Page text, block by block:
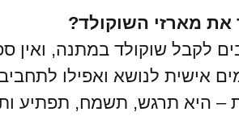
את מארזי השוקולד?
לקבל שוקולד במתנה,
אישית לנושא ואפילו
– היא תרגש, תשמח, תפתיע